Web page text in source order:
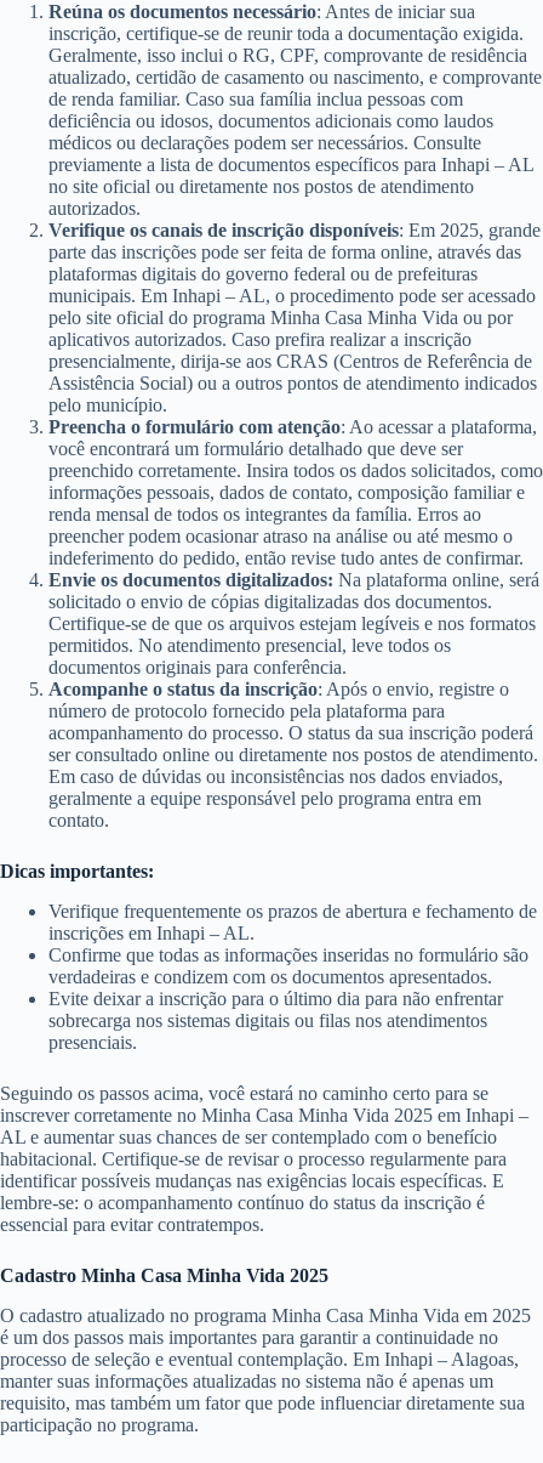
Reúna os documentos necessário: Antes de iniciar sua
inscrição, certifique-se de reunir toda a documentação exigida.
Geralmente, isso inclui o RG, CPF, comprovante de residência
atualizado, certidão de casamento ou nascimento, e comprovante
de renda familiar. Caso sua família inclua pessoas com
deficiência ou idosos, documentos adicionais como laudos
médicos ou declarações podem ser necessários. Consulte
previamente a lista de documentos específicos para Inhapi – AL
no site oficial ou diretamente nos postos de atendimento
autorizados.
Verifique os canais de inscrição disponíveis: Em 2025, grande
parte das inscrições pode ser feita de forma online, através das
plataformas digitais do governo federal ou de prefeituras
municipais. Em Inhapi – AL, o procedimento pode ser acessado
pelo site oficial do programa Minha Casa Minha Vida ou por
aplicativos autorizados. Caso prefira realizar a inscrição
presencialmente, dirija-se aos CRAS (Centros de Referência de
Assistência Social) ou a outros pontos de atendimento indicados
pelo município.
Preencha o formulário com atenção: Ao acessar a plataforma,
você encontrará um formulário detalhado que deve ser
preenchido corretamente. Insira todos os dados solicitados, como
informações pessoais, dados de contato, composição familiar e
renda mensal de todos os integrantes da família. Erros ao
preencher podem ocasionar atraso na análise ou até mesmo o
indeferimento do pedido, então revise tudo antes de confirmar.
Envie os documentos digitalizados: Na plataforma online, será
solicitado o envio de cópias digitalizadas dos documentos.
Certifique-se de que os arquivos estejam legíveis e nos formatos
permitidos. No atendimento presencial, leve todos os
documentos originais para conferência.
Acompanhe o status da inscrição: Após o envio, registre o
número de protocolo fornecido pela plataforma para
acompanhamento do processo. O status da sua inscrição poderá
ser consultado online ou diretamente nos postos de atendimento.
Em caso de dúvidas ou inconsistências nos dados enviados,
geralmente a equipe responsável pelo programa entra em
contato.
Dicas importantes:
Verifique frequentemente os prazos de abertura e fechamento de
inscrições em Inhapi – AL.
Confirme que todas as informações inseridas no formulário são
verdadeiras e condizem com os documentos apresentados.
Evite deixar a inscrição para o último dia para não enfrentar
sobrecarga nos sistemas digitais ou filas nos atendimentos
presenciais.
Seguindo os passos acima, você estará no caminho certo para se
inscrever corretamente no Minha Casa Minha Vida 2025 em Inhapi –
AL e aumentar suas chances de ser contemplado com o benefício
habitacional. Certifique-se de revisar o processo regularmente para
identificar possíveis mudanças nas exigências locais específicas. E
lembre-se: o acompanhamento contínuo do status da inscrição é
essencial para evitar contratempos.
Cadastro Minha Casa Minha Vida 2025
O cadastro atualizado no programa Minha Casa Minha Vida em 2025
é um dos passos mais importantes para garantir a continuidade no
processo de seleção e eventual contemplação. Em Inhapi – Alagoas,
manter suas informações atualizadas no sistema não é apenas um
requisito, mas também um fator que pode influenciar diretamente sua
participação no programa.